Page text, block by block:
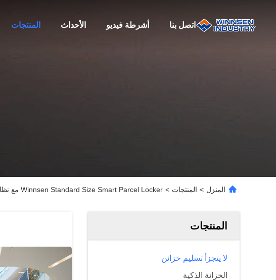
المنتجات الأحداث أشرطة فيديو اتصل بنا
المنزل > المنتجات > Winnsen Standard Size Smart Parcel Locker مع نظام إدارة خدمات الخزانة الذكية عن بعد
المنتجات
لا يتجزأ تسليم خزائن
الخزانة الذكية